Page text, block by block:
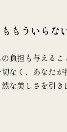
もういらない
負担も与えるこ
なく、あなたが
な美しさを引